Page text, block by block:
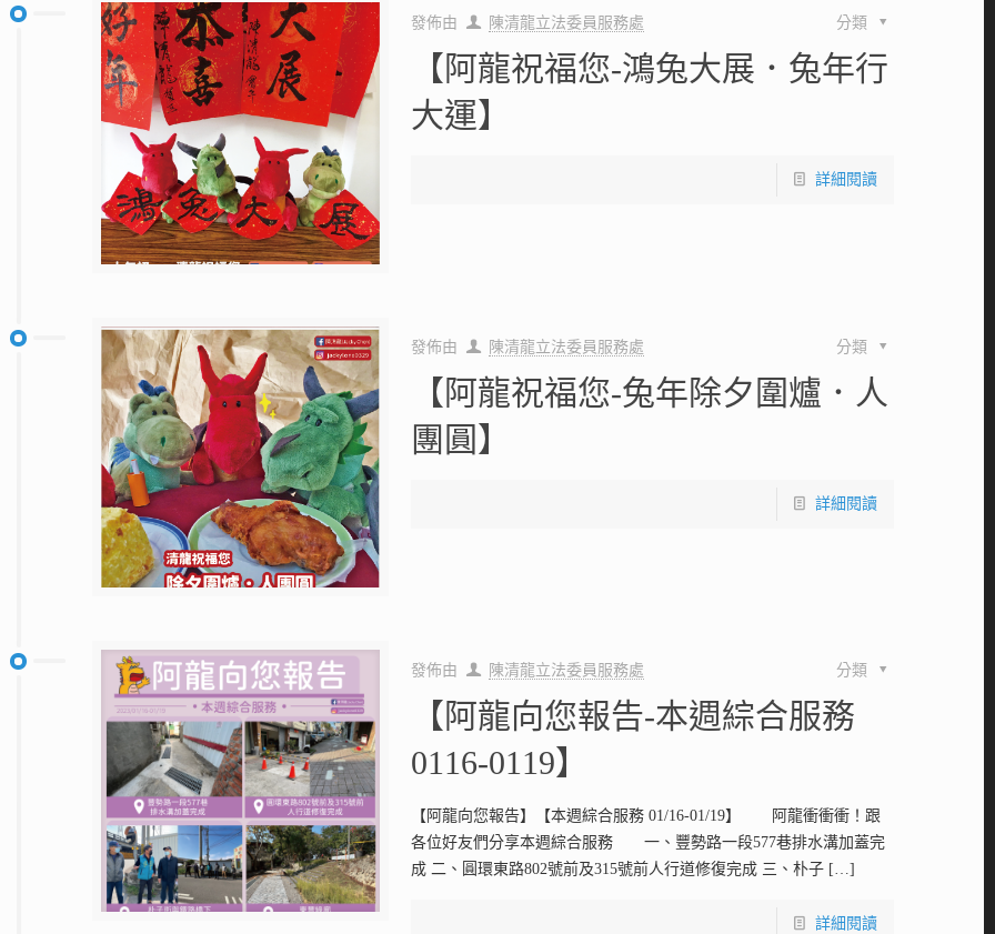
發佈由 陳清龍立法委員服務處 分類
【阿龍祝福您-鴻兔大展．兔年行
大運】
詳細閱讀
發佈由 陳清龍立法委員服務處 分類
【阿龍祝福您-兔年除夕圍爐．人
團圓】
詳細閱讀
發佈由 陳清龍立法委員服務處 分類
【阿龍向您報告-本週綜合服務
0116-0119】
【阿龍向您報告】【本週綜合服務 01/16-01/19】 阿龍衝衝衝！跟
各位好友們分享本週綜合服務 一、豐勢路一段577巷排水溝加蓋完
成 二、圓環東路802號前及315號前人行道修復完成 三、朴子 […]
詳細閱讀